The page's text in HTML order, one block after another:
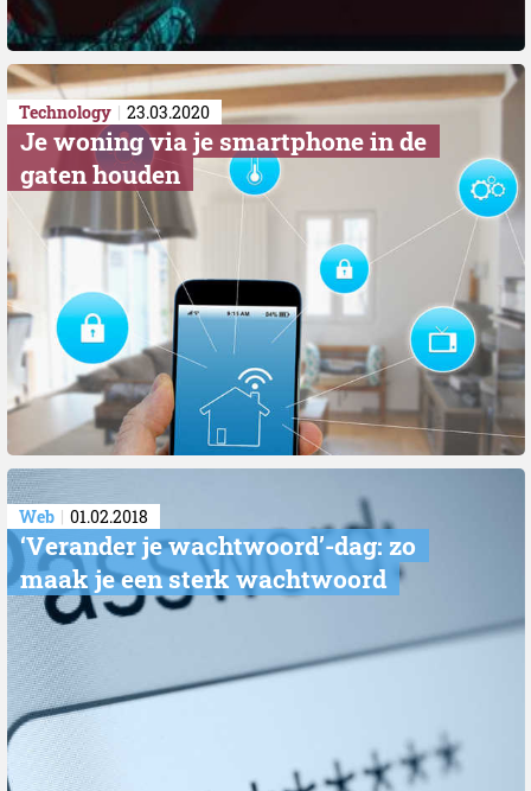
Technology 23.03.2020
​Je woning via je smartphone in de
gaten houden
Web 01.02.2018
‘Verander je wachtwoord’-dag: zo
maak je een sterk wachtwoord